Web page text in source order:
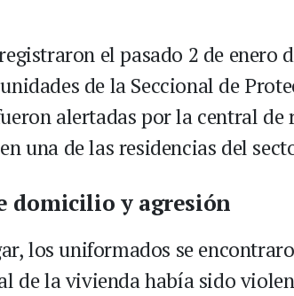
el pasado 2 de enero
de la Seccional de
alertadas por la central
una de las residencias del
domicilio y agresión
los uniformados se
de la vivienda había sido